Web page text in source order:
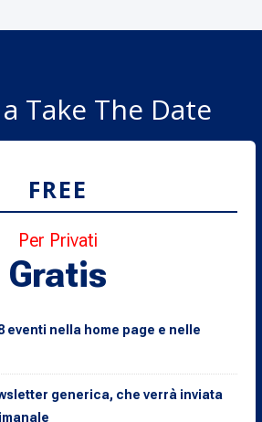
Take The Date
FREE
Per Privati
Gratis
eventi nella home page e nelle
generica, che verrà inviata